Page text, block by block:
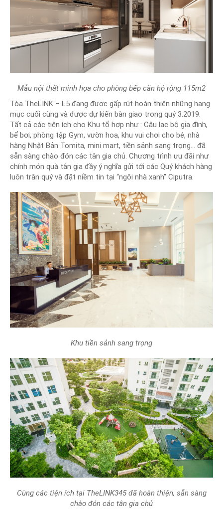
Mẫu nội thất minh họa cho phòng bếp căn hộ rộng 115m2
Tòa TheLINK – L5 đang được gấp rút hoàn thiện những hạng
mục cuối cùng và được dự kiến bàn giao trong quý 3.2019.
Tất cả các tiện ích cho Khu tổ hợp như : Câu lạc bộ gia đình,
bể bơi, phòng tập Gym, vườn hoa, khu vui chơi cho bé, nhà
hàng Nhật Bản Tomita, mini mart, tiền sảnh sang trọng… đã
sẵn sàng chào đón các tân gia chủ. Chương trình ưu đãi như
chính món quà tân gia đầy ý nghĩa gửi tới các Quý khách hàng
luôn trân quý và đặt niềm tin tại “ngôi nhà xanh” Ciputra.
Khu tiền sảnh sang trọng
Cùng các tiện ích tại TheLINK345 đã hoàn thiện, sẵn sàng
chào đón các tân gia chủ